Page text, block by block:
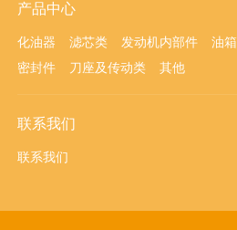
产品中心
化油器 滤芯类 发动机内部件 油箱
密封件
刀座及传动类 其他
联系我们
联系我们